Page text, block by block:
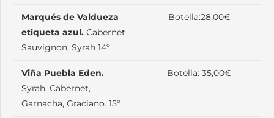
Marqués de Valdueza
etiqueta azul. Cabernet
Sauvignon, Syrah 14º
Botella:28,00€
Viña Puebla Eden.
Syrah, Cabernet,
Garnacha, Graciano. 15º
Botella: 35,00€